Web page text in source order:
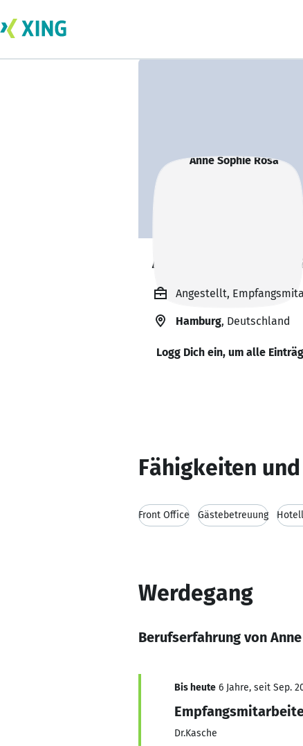
Anne Sophie
Angestellt,
Hamburg, Deutschland
Logg Dich ein, um alle
Fähigkeiten
Front Office Gästebetreuung
Werdegang
Berufserfahrung von
Bis heute 6 Jahre, seit Sep.
Dr.Kasche